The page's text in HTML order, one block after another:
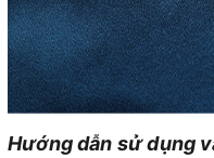
Hướng dẫn sử dụng